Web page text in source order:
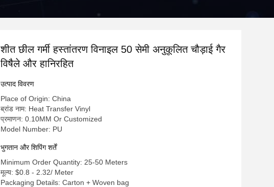
शीत छील गर्मी हस्तांतरण विनाइल 50 सेमी अनुकूलित चौड़ाई गैर
विषैले और हानिरहित
उत्पाद विवरण
Place of Origin: China
ब्रांड नाम: Heat Transfer Vinyl
प्रमाणन: 0.10MM Or Customized
Model Number: PU
भुगतान और शिपिंग शर्तें
Minimum Order Quantity: 25-50 Meters
मूल्य: $0.8 - 2.32/ Meter
Packaging Details: Carton + Woven bag